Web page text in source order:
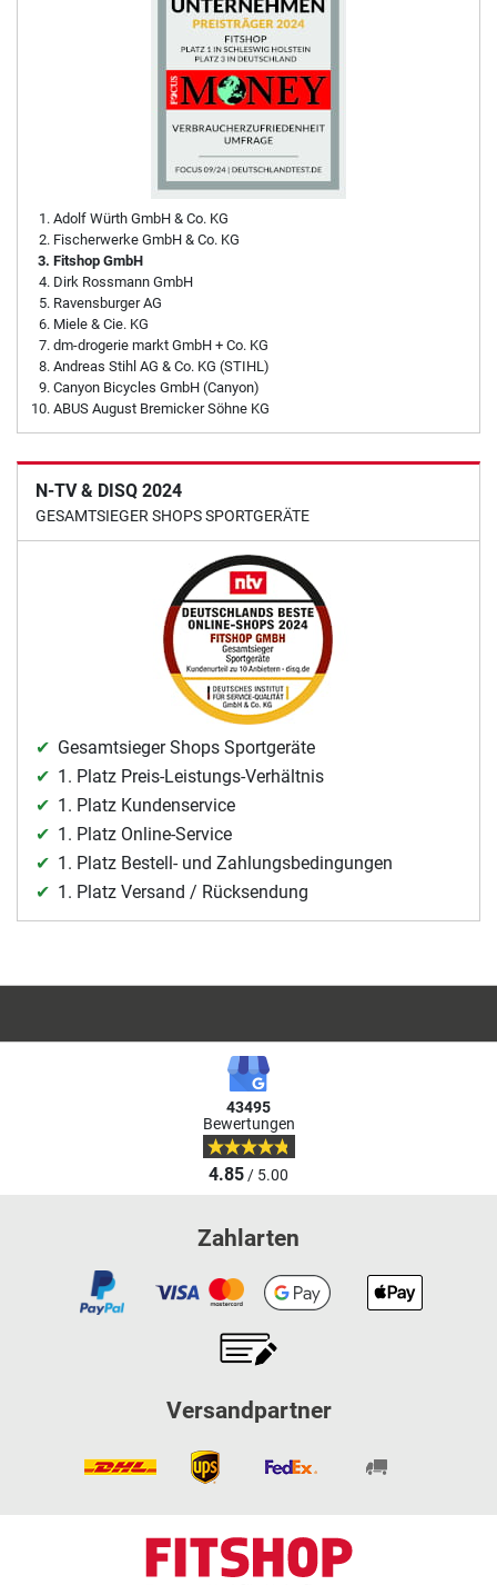
Adolf Würth GmbH & Co. KG
Fischerwerke GmbH & Co. KG
Fitshop GmbH
Dirk Rossmann GmbH
Ravensburger AG
Miele & Cie. KG
dm-drogerie markt GmbH + Co. KG
Andreas Stihl AG & Co. KG (STIHL)
Canyon Bicycles GmbH (Canyon)
ABUS August Bremicker Söhne KG
N-TV & DISQ 2024
GESAMTSIEGER SHOPS SPORTGERÄTE
Gesamtsieger Shops Sportgeräte
1. Platz Preis-Leistungs-Verhältnis
1. Platz Kundenservice
1. Platz Online-Service
1. Platz Bestell- und Zahlungsbedingungen
1. Platz Versand / Rücksendung
43495
Bewertungen
4.85/ 5.00
Zahlarten
Versandpartner